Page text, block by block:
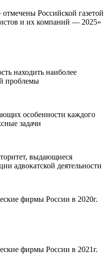
Российской газетой
и их компаний — 2025»
находить наиболее
проблемы
особенности каждого
задачи
выдающиеся
адвокатской деятельности
фирмы России в 2020г.
фирмы России в 2021г.